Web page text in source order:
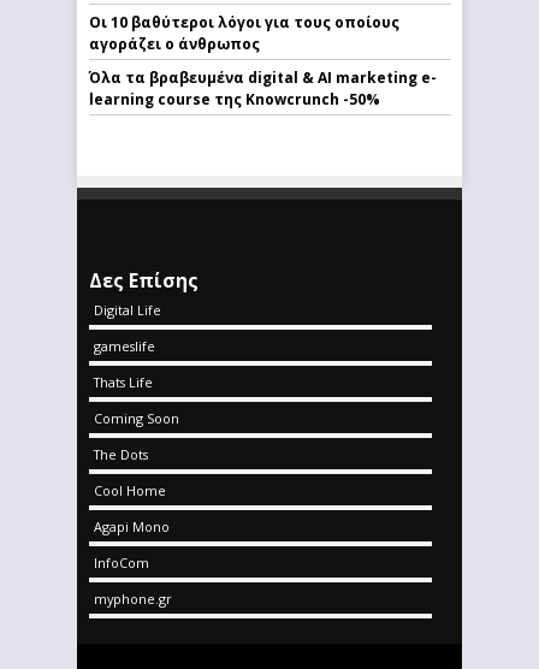
Οι 10 βαθύτεροι λόγοι για τους οποίους
αγοράζει ο άνθρωπος
Όλα τα βραβευμένα digital & AI marketing e-
learning course της Knowcrunch -50%
Δες Επίσης
Digital Life
gameslife
Thats Life
Coming Soon
The Dots
Cool Home
Agapi Mono
InfoCom
myphone.gr